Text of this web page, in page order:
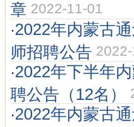
章 2022-11-01
·2022年内蒙古
师招聘公告
·2022年下半年
聘公告（12名）
·2022年内蒙古